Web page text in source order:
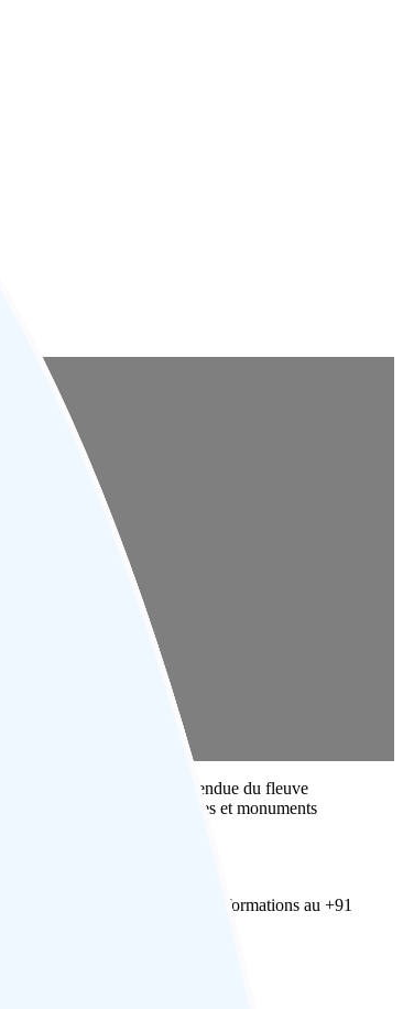
vous devant l’étendue du fleuve
les villages locaux. villages et monuments
l’équipe pour plus d’informations au +91